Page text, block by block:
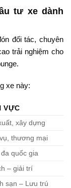
tư xe dành
đối tác, chuyên
trải nghiệm cho
xe này:
VỰC
xây dựng
thương mại
đa quốc gia
– giải trí
sạn – Lưu trú